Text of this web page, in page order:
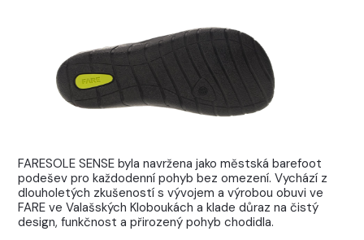
FARESOLE SENSE byla navržena jako městská barefoot
podešev pro každodenní pohyb bez omezení. Vychází z
dlouholetých zkušeností s vývojem a výrobou obuvi ve
FARE ve Valašských Kloboukách a klade důraz na čistý
design, funkčnost a přirozený pohyb chodidla.